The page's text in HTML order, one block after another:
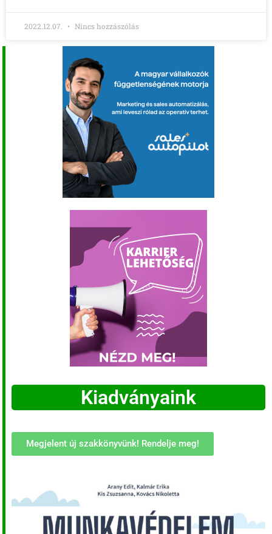
2022.12.07. Nincs hozzászólás
Kiadványaink
Megjelent új szakkönyvünk! Rendelje meg!